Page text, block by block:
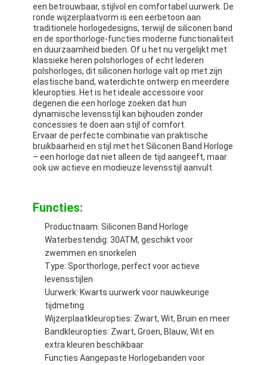
Fabriekstour
Kwaliteitscontrole
Neem contact met ons op
Nieuws
Gevallen
Blog
Huidband kwartshorloge
Rems horloge van roestvrij staal
Silicon strap horloge
Lady kwarts horloge
Mensen kwarts horloge
Kwarts licht horloge
een betrouwbaar, stijlvol en comfortabel uurwerk. De
ronde wijzerplaatvorm is een eerbetoon aan
traditionele horlogedesigns, terwijl de siliconen band
en de sporthorloge-functies moderne functionaliteit
en duurzaamheid bieden. Of u het nu vergelijkt met
klassieke heren polshorloges of echt lederen
polshorloges, dit siliconen horloge valt op met zijn
elastische band, waterdichte ontwerp en meerdere
kleuropties. Het is het ideale accessoire voor
degenen die een horloge zoeken dat hun
dynamische levensstijl kan bijhouden zonder
concessies te doen aan stijl of comfort.
Ervaar de perfecte combinatie van praktische
bruikbaarheid en stijl met het Siliconen Band Horloge
– een horloge dat niet alleen de tijd aangeeft, maar
ook uw actieve en modieuze levensstijl aanvult.
Functies:
Productnaam: Siliconen Band Horloge
Waterbestendig: 30ATM, geschikt voor
zwemmen en snorkelen
Type: Sporthorloge, perfect voor actieve
levensstijlen
Uurwerk: Kwarts uurwerk voor nauwkeurige
tijdmeting
Wijzerplaatkleuropties: Zwart, Wit, Bruin en meer
Bandkleuropties: Zwart, Groen, Blauw, Wit en
extra kleuren beschikbaar
Functies Aangepaste Horlogebanden voor